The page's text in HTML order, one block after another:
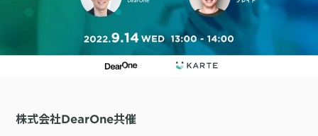
KARTE Web
顧客理解をもとに適切なWeb接客を実施し、事業成長を実現
ンゲージメント向上
導入企業・業界
ECサイト
リソース
株式会社DearOne共催